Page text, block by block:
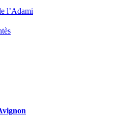
l’Adami